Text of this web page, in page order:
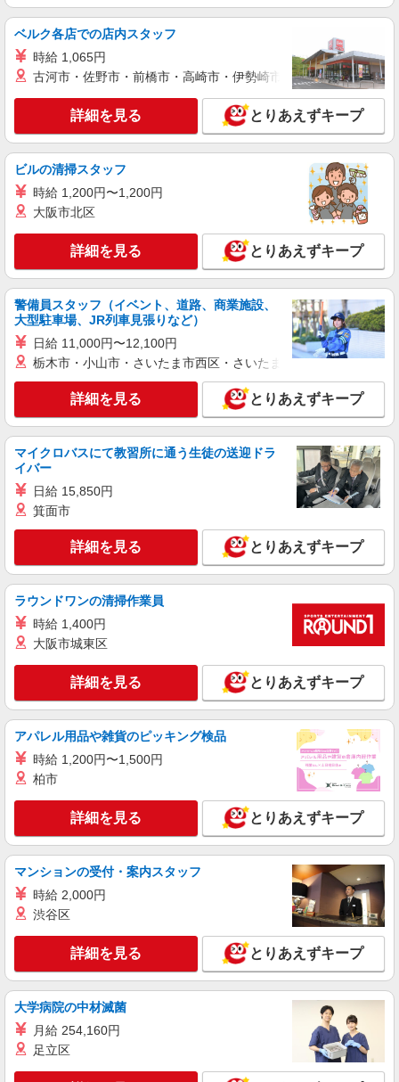
ベルク各店での店内スタッフ
時給 1,065円
古河市・佐野市・前橋市・高崎市・伊勢崎市・太田市・館林市
詳細を見る とりあえずキープ
ビルの清掃スタッフ
時給 1,200円〜1,200円
大阪市北区
詳細を見る とりあえずキープ
警備員スタッフ（イベント、道路、商業施設、
大型駐車場、JR列車見張りなど）
日給 11,000円〜12,100円
栃木市・小山市・さいたま市西区・さいたま市岩槻区・久喜市・
詳細を見る とりあえずキープ
マイクロバスにて教習所に通う生徒の送迎ドラ
イバー
日給 15,850円
箕面市
詳細を見る とりあえずキープ
ラウンドワンの清掃作業員
時給 1,400円
大阪市城東区
詳細を見る とりあえずキープ
アパレル用品や雑貨のピッキング検品
時給 1,200円〜1,500円
柏市
詳細を見る とりあえずキープ
マンションの受付・案内スタッフ
時給 2,000円
渋谷区
詳細を見る とりあえずキープ
大学病院の中材滅菌
月給 254,160円
足立区